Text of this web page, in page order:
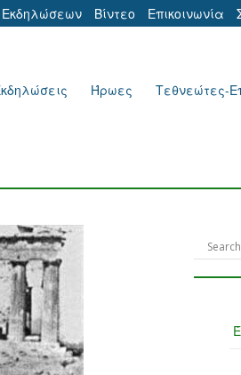
Βίντεο Επικοινωνία
Ήρωες Τεθνεώτες-